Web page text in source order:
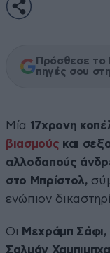
Πρόσθεσε το
πηγές σου
Μία 17χρονη
βιασμούς και
αλλοδαπούς
στο Μπρίστολ,
ενώπιον
Οι Μεχράμπ Σάφι,
Σαλμάν